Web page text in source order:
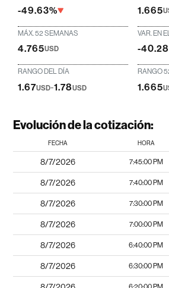
-49.63% 1.665
MÁX. 52 SEMANAS
4.765USD
VAR. EN
-
RANGO DEL DÍA
1.67USD-1.78USD
RANGO
1.665
Evolución de la cotización:
FECHA HORA
8/7/2026 7:45:00 PM
8/7/2026 7:40:00 PM
8/7/2026 7:30:00 PM
8/7/2026 7:00:00 PM
8/7/2026 6:40:00 PM
8/7/2026 6:30:00 PM